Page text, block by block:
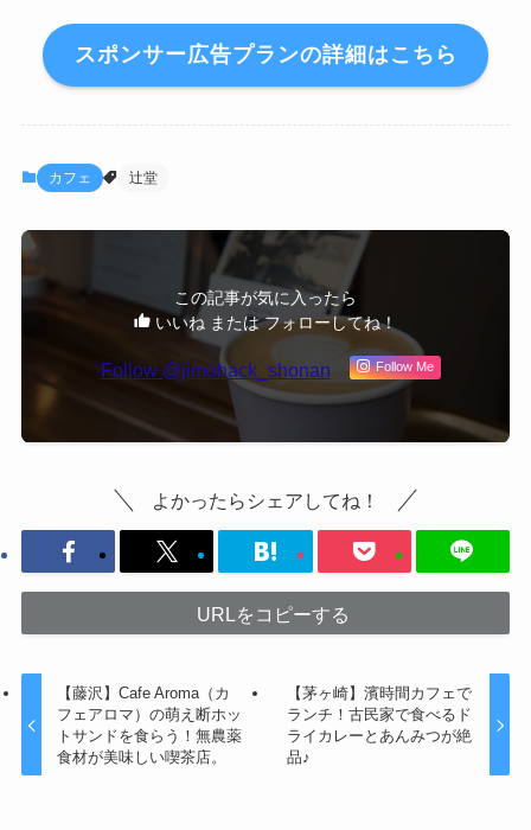
スポンサー広告プランの詳細はこちら
カフェ 辻堂
この記事が気に入ったら
いいね または フォローしてね！
Follow @jimohack_shonan Follow Me
よかったらシェアしてね！
URLをコピーする
【藤沢】Cafe Aroma（カ
フェアロマ）の萌え断ホッ
トサンドを食らう！無農薬
食材が美味しい喫茶店。
【茅ヶ崎】濱時間カフェで
ランチ！古民家で食べるド
ライカレーとあんみつが絶
品♪